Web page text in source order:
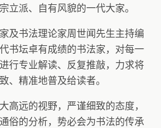
立派、自有风貌的一代大家。
及书法理论家周世闻先生主持编
书坛卓有成绩的书法家，对每一
行专业解读、反复推敲，力求将
、精准地普及给读者。
高远的视野，严谨细致的态度，
俗的分析，势必会为书法的传承